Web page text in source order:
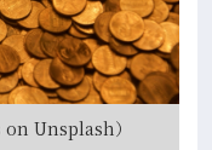
Unsplash）